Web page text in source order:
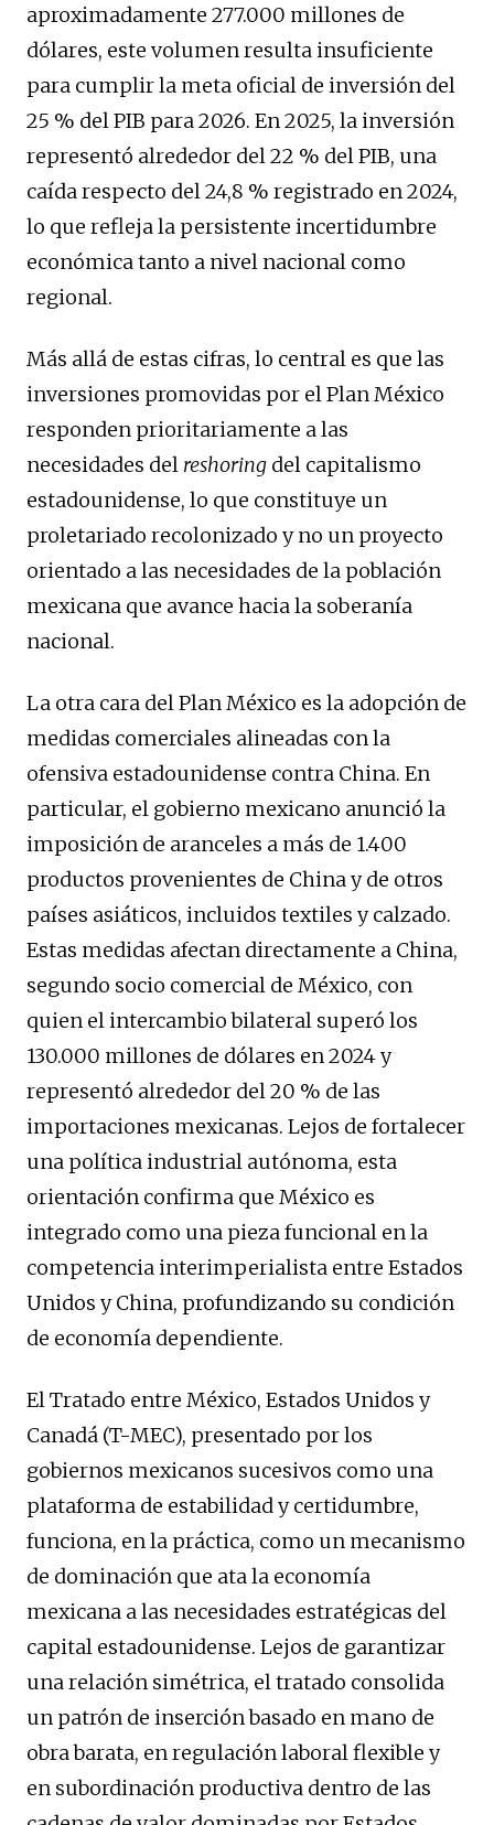
aproximadamente 277.000 millones de
dólares, este volumen resulta insuficiente
para cumplir la meta oficial de inversión del
25 % del PIB para 2026. En 2025, la inversión
representó alrededor del 22 % del PIB, una
caída respecto del 24,8 % registrado en 2024,
lo que refleja la persistente incertidumbre
económica tanto a nivel nacional como
regional.
Más allá de estas cifras, lo central es que las
inversiones promovidas por el Plan México
responden prioritariamente a las
necesidades del reshoring del capitalismo
estadounidense, lo que constituye un
proletariado recolonizado y no un proyecto
orientado a las necesidades de la población
mexicana que avance hacia la soberanía
nacional.
La otra cara del Plan México es la adopción de
medidas comerciales alineadas con la
ofensiva estadounidense contra China. En
particular, el gobierno mexicano anunció la
imposición de aranceles a más de 1.400
productos provenientes de China y de otros
países asiáticos, incluidos textiles y calzado.
Estas medidas afectan directamente a China,
segundo socio comercial de México, con
quien el intercambio bilateral superó los
130.000 millones de dólares en 2024 y
representó alrededor del 20 % de las
importaciones mexicanas. Lejos de fortalecer
una política industrial autónoma, esta
orientación confirma que México es
integrado como una pieza funcional en la
competencia interimperialista entre Estados
Unidos y China, profundizando su condición
de economía dependiente.
El Tratado entre México, Estados Unidos y
Canadá (T-MEC), presentado por los
gobiernos mexicanos sucesivos como una
plataforma de estabilidad y certidumbre,
funciona, en la práctica, como un mecanismo
de dominación que ata la economía
mexicana a las necesidades estratégicas del
capital estadounidense. Lejos de garantizar
una relación simétrica, el tratado consolida
un patrón de inserción basado en mano de
obra barata, en regulación laboral flexible y
en subordinación productiva dentro de las